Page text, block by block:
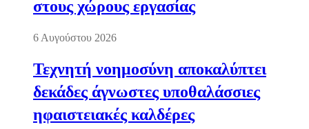
στους χώρους εργασίας
6 Αυγούστου 2026
Τεχνητή νοημοσύνη αποκαλύπτει
δεκάδες άγνωστες υποθαλάσσιες
ηφαιστειακές καλδέρες